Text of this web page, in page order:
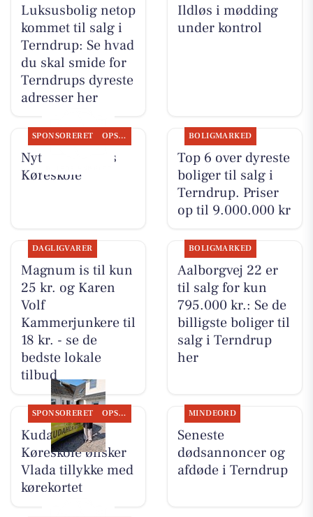
Luksusbolig netop
kommet til salg i
Terndrup: Se hvad
du skal smide for
Terndrups dyreste
adresser her
Ildløs i mødding
under kontrol
SPONSORERET OPSLAGSTAVLEN
Nyt fra Kudahls
Køreskole
BOLIGMARKED
Top 6 over dyreste
boliger til salg i
Terndrup. Priser
op til 9.000.000 kr
DAGLIGVARER
Magnum is til kun
25 kr. og Karen
Volf
Kammerjunkere til
18 kr. - se de
bedste lokale
tilbud
BOLIGMARKED
Aalborgvej 22 er
til salg for kun
795.000 kr.: Se de
billigste boliger til
salg i Terndrup
her
SPONSORERET OPSLAGSTAVLEN
Kudahls
Køreskole ønsker
Vlada tillykke med
kørekortet
MINDEORD
Seneste
dødsannoncer og
afdøde i Terndrup